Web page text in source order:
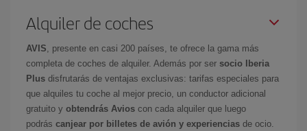
Alquiler de coches
AVIS , presente en casi 200 países, te ofrece la gama más
completa de coches de alquiler. Además por ser socio Iberia
Plus disfrutarás de ventajas exclusivas: tarifas especiales para
que alquiles tu coche al mejor precio, un conductor adicional
gratuito y obtendrás Avios con cada alquiler que luego
podrás canjear por billetes de avión y experiencias de ocio.